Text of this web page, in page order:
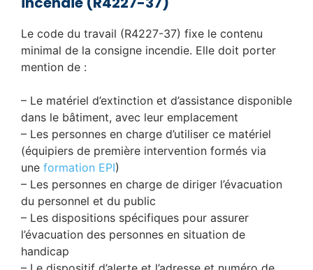
Le code du travail (R4227-37) fixe le contenu
minimal de la consigne incendie. Elle doit porter
mention de :
– Le matériel d’extinction et d’assistance disponible
dans le bâtiment, avec leur emplacement
– Les personnes en charge d’utiliser ce matériel
(équipiers de première intervention formés via
une formation EPI)
– Les personnes en charge de diriger l’évacuation
du personnel et du public
– Les dispositions spécifiques pour assurer
l’évacuation des personnes en situation de
handicap